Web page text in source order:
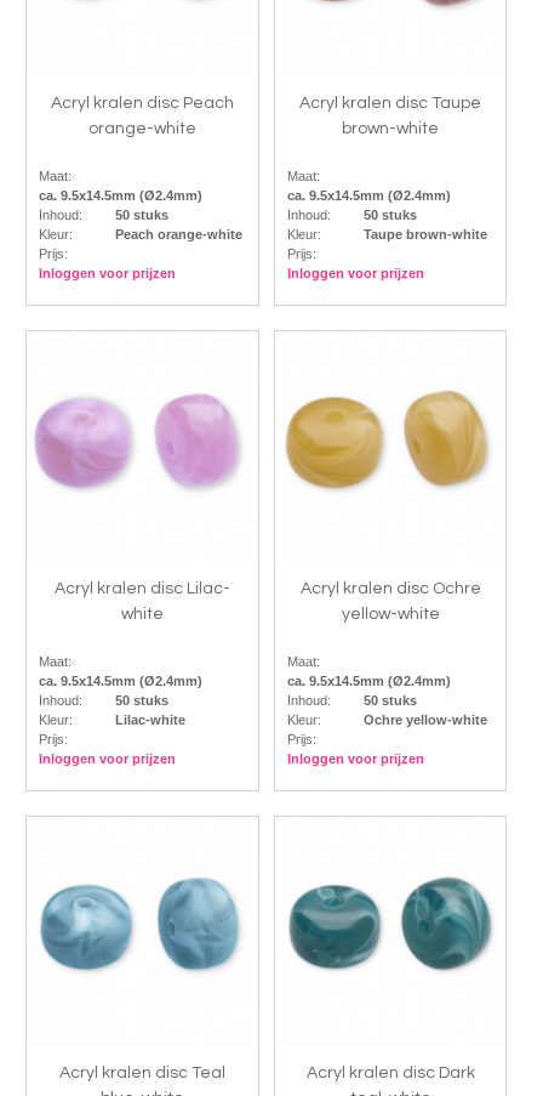
Acryl kralen disc Peach
orange-white
Maat:
ca. 9.5x14.5mm (Ø2.4mm)
Inhoud:
50 stuks
Kleur:
Peach orange-white
Prijs:
Inloggen voor prijzen
Acryl kralen disc Taupe
brown-white
Maat:
ca. 9.5x14.5mm (Ø2.4mm)
Inhoud:
50 stuks
Kleur:
Taupe brown-white
Prijs:
Inloggen voor prijzen
Acryl kralen disc Lilac-
white
Maat:
ca. 9.5x14.5mm (Ø2.4mm)
Inhoud:
50 stuks
Kleur:
Lilac-white
Prijs:
Inloggen voor prijzen
Acryl kralen disc Ochre
yellow-white
Maat:
ca. 9.5x14.5mm (Ø2.4mm)
Inhoud:
50 stuks
Kleur:
Ochre yellow-white
Prijs:
Inloggen voor prijzen
Acryl kralen disc Teal
Acryl kralen disc Dark